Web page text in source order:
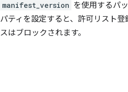
manifest_version を使用するパ
パティを設定すると、許可リスト
スはブロックされます。